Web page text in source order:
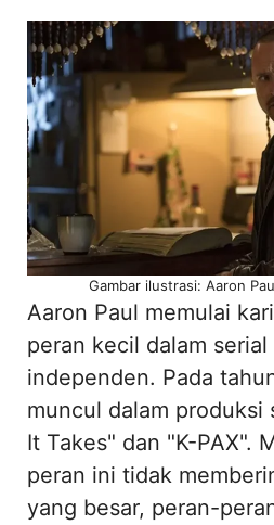
Gambar ilustrasi: Aaron
Aaron Paul memulai
peran kecil dalam
independen. Pada
muncul dalam
It Takes" dan "K-PAX".
peran ini tidak
yang besar, peran-